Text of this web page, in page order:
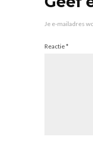
Je e-mailadres
Reactie*